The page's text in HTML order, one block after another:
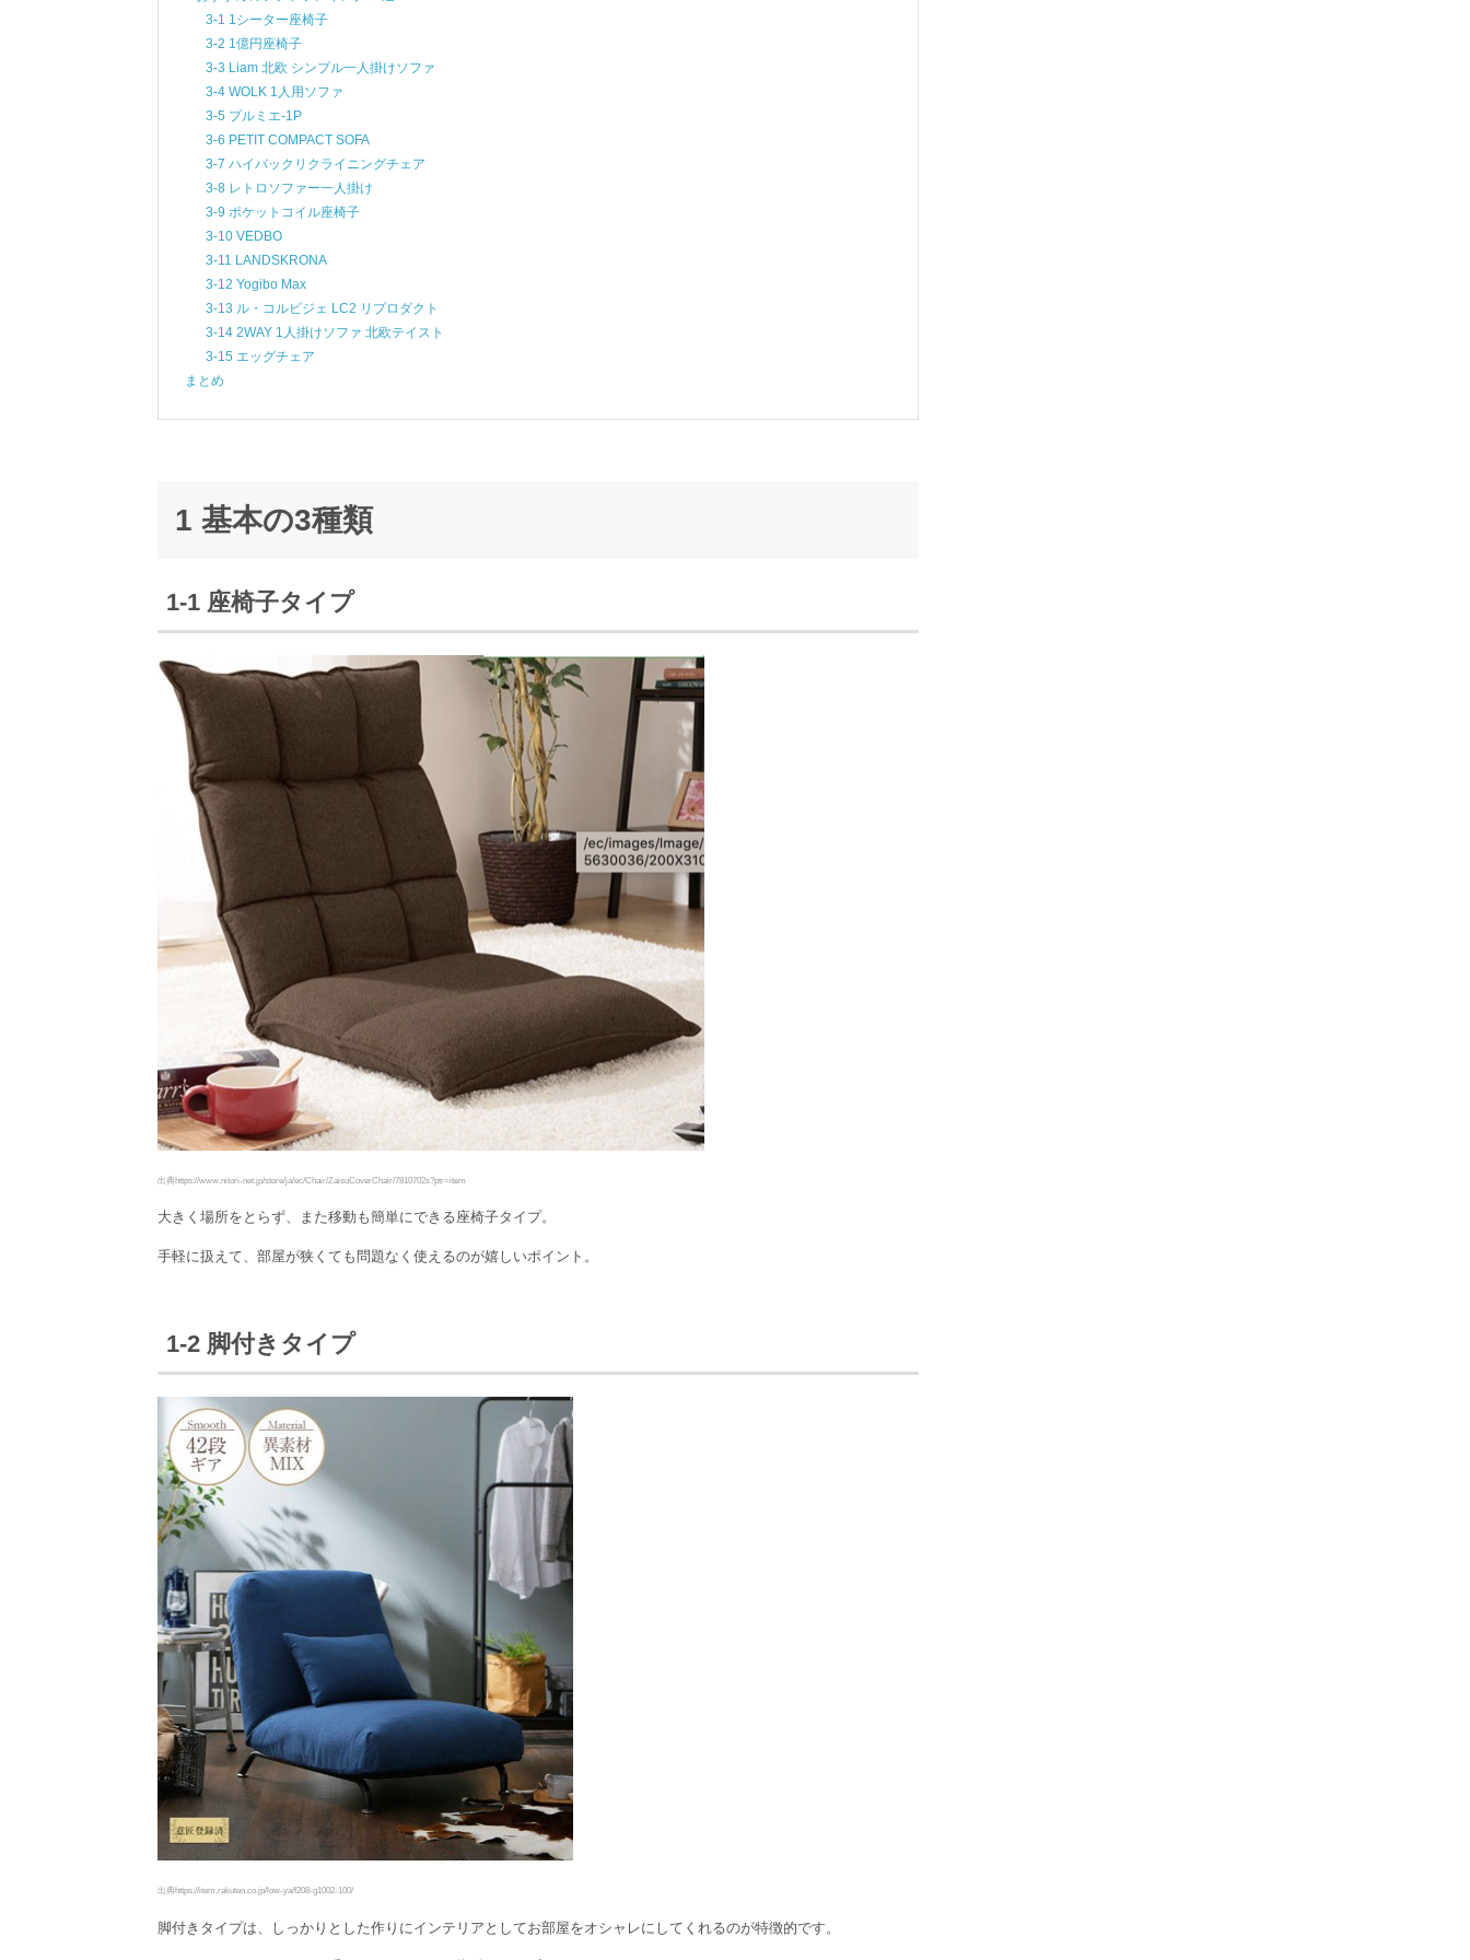
3-1 1シーター座椅子
3-2 1億円座椅子
3-3 Liam 北欧 シンプル一人掛けソファ
3-4 WOLK 1人用ソファ
3-5 プルミエ-1P
3-6 PETIT COMPACT SOFA
3-7 ハイバックリクライニングチェア
3-8 レトロソファー一人掛け
3-9 ポケットコイル座椅子
3-10 VEDBO
3-11 LANDSKRONA
3-12 Yogibo Max
3-13 ル・コルビジェ LC2 リプロダクト
3-14 2WAY 1人掛けソファ 北欧テイスト
3-15 エッグチェア
まとめ
1 基本の3種類
1-1 座椅子タイプ
出典https://www.nitori-net.jp/store/ja/ec/Chair/ZaisuCoverChair/7810702s?ptr=item
大きく場所をとらず、また移動も簡単にできる座椅子タイプ。
手軽に扱えて、部屋が狭くても問題なく使えるのが嬉しいポイント。
1-2 脚付きタイプ
出典https://item.rakuten.co.jp/low-ya/f208-g1002-100/
脚付きタイプは、しっかりとした作りにインテリアとしてお部屋をオシャレにしてくれるのが特徴的です。